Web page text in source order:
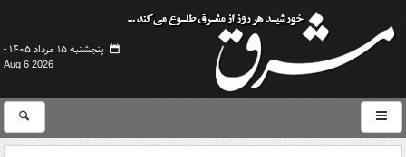
پنجشنبه ۱۵ مرداد ۱۴۰۵ -
Aug 6 2026